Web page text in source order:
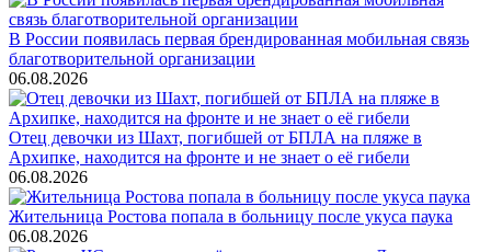
В России появилась первая брендированная мобильная связь
благотворительной организации
06.08.2026
Отец девочки из Шахт, погибшей от БПЛА на пляже в
Архипке, находится на фронте и не знает о её гибели
06.08.2026
Жительница Ростова попала в больницу после укуса паука
06.08.2026